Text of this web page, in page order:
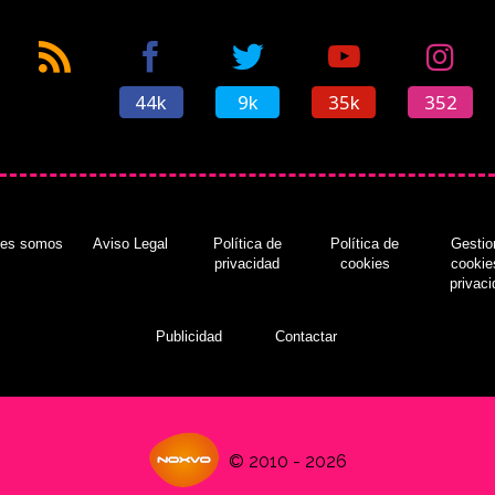
44k 9k 35k 352
somos Aviso Legal
Política de
privacidad
Política de
cookies
Publicidad Contactar
© 2010 - 2026